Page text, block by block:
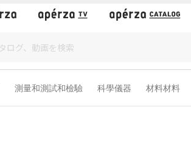
測量和測試和檢驗 科學儀器 材料材料